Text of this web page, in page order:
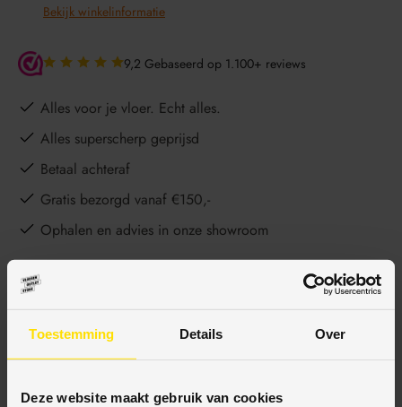
Toestemming Details Over
Deze website maakt gebruik van cookies
Bekijk winkelinformatie
9,2 Gebaseerd op 1.100+ reviews
Alles voor je vloer. Echt alles.
Alles superscherp geprijsd
Betaal achteraf
Gratis bezorgd vanaf €150,-
Ophalen en advies in onze showroom
BESCHRIJVING
SPECIFICATIES